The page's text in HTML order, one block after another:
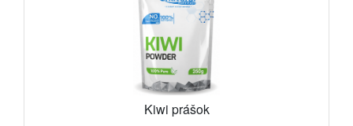
Kiwi prášok